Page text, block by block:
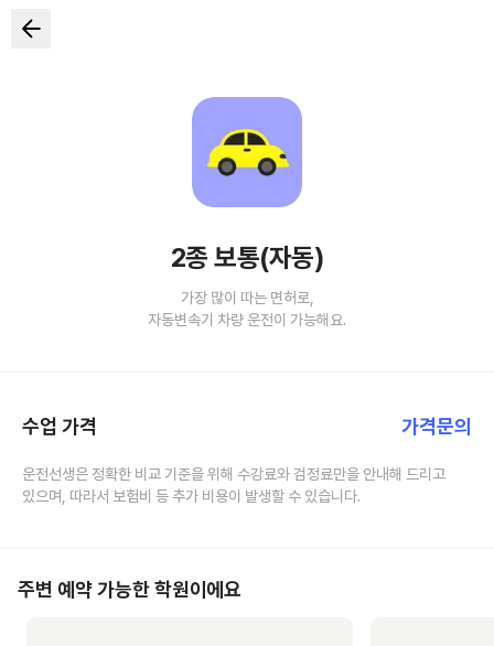
2종 보통(자동)
가장 많이 따는 면허로,
자동변속기 차량 운전이 가능해요.
수업 가격 가격문의
운전선생은 정확한 비교 기준을 위해 수강료와 검정료만을 안내해 드리고
있으며, 따라서 보험비 등 추가 비용이 발생할 수 있습니다.
주변 예약 가능한 학원이에요